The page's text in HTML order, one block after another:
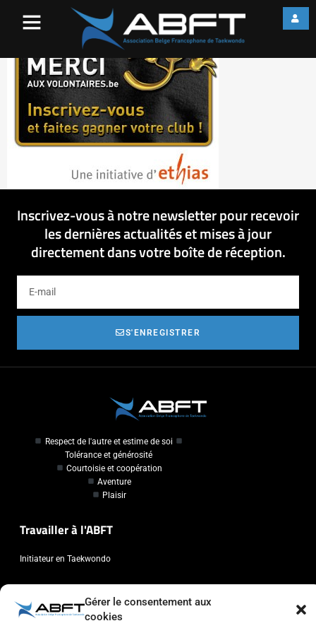
Gérer le consentement aux
cookies
Inscrivez-vous à notre newsletter pour recevoir
les dernières actualités et mises à jour
directement dans votre boîte de réception.
S'ENREGISTRER
Respect de l'autre et estime de soi
Tolérance et générosité
Courtoisie et coopération
Aventure
Plaisir
Travailler à l'ABFT
Initiateur en Taekwondo
Association Belge Francophone de Taekwondo